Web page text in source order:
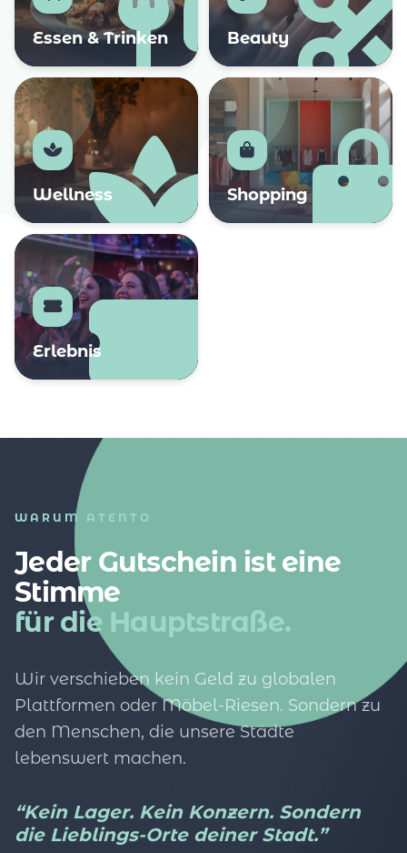
Essen & Trinken Beauty
Wellness Shopping
Erlebnis
WARUM ATENTO
Jeder Gutschein ist eine
Stimme
für die Hauptstraße.
Wir verschieben kein Geld zu globalen
Plattformen oder Möbel-Riesen. Sondern zu
den Menschen, die unsere Städte
lebenswert machen.
“Kein Lager. Kein Konzern. Sondern
die Lieblings-Orte deiner Stadt.”